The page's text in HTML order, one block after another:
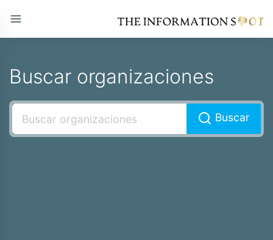
Buscar organizaciones
Buscar